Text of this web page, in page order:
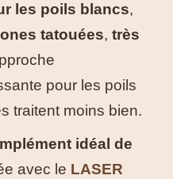
les poils blancs,
tatouées, très
pour les poils
traitent moins bien.
idéal de
avec le LASER